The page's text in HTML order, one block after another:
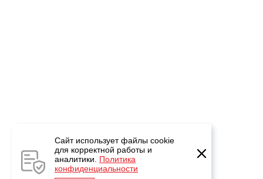
Сайт использует файлы cookie
для корректной работы и
аналитики. Политика
конфиденциальности